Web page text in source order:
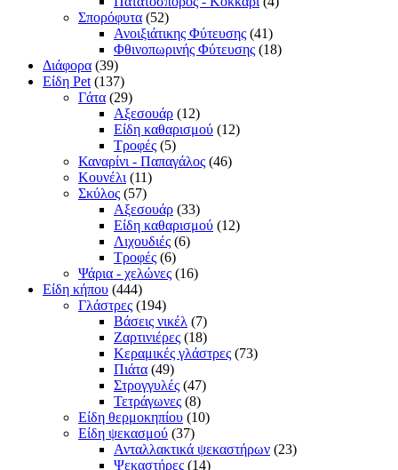
Σπορόφυτα (52)
Ανοιξιάτικης Φύτευσης (41)
Φθινοπωρινής Φύτευσης (18)
Διάφορα (39)
Είδη Pet (137)
Γάτα (29)
Αξεσουάρ (12)
Είδη καθαρισμού (12)
Τροφές (5)
Καναρίνι - Παπαγάλος (46)
Κουνέλι (11)
Σκύλος (57)
Αξεσουάρ (33)
Είδη καθαρισμού (12)
Λιχουδιές (6)
Τροφές (6)
Ψάρια - χελώνες (16)
Είδη κήπου (444)
Γλάστρες (194)
Βάσεις νικέλ (7)
Ζαρτινιέρες (18)
Κεραμικές γλάστρες (73)
Πιάτα (49)
Στρογγυλές (47)
Τετράγωνες (8)
Είδη θερμοκηπίου (10)
Είδη ψεκασμού (37)
Ανταλλακτικά ψεκαστήρων (23)
Ψεκαστήρες (14)